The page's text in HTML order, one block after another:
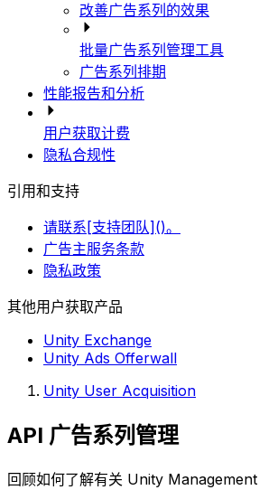
改善广告系列的效果
批量广告系列管理工具
广告系列排期
性能报告和分析
用户获取计费
隐私合规性
引用和支持
请联系[支持团队]()。
广告主服务条款
隐私政策
其他用户获取产品
Unity Exchange
Unity Ads Offerwall
Unity User Acquisition
API 广告系列管理
回顾如何了解有关 Unity